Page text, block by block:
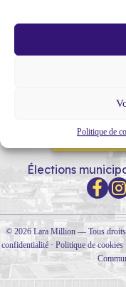
Politique de
Élections
© 2026 Lara Million — Tous droits
confidentialité· Politique de cookies